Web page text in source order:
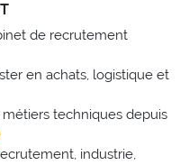
de recrutement
en achats, logistique et
techniques depuis
industrie,